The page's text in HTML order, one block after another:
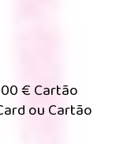
€ Cartão
ou Cartão